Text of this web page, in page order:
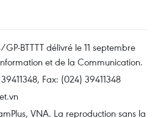
BTTTT délivré le 11 septembre
et de la Communication.
Fax: (024) 39411348
VNA. La reproduction sans la